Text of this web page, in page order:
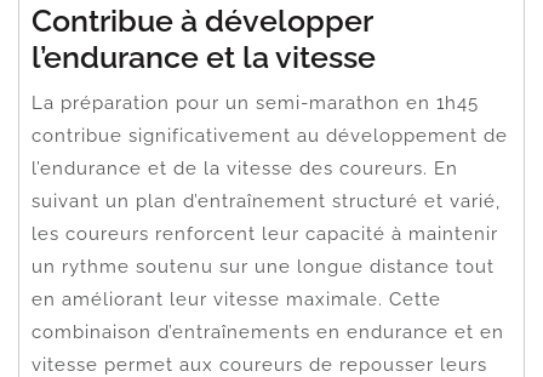
Contribue à développer
l’endurance et la vitesse
La préparation pour un semi-marathon en 1h45
contribue significativement au développement de
l’endurance et de la vitesse des coureurs. En
suivant un plan d’entraînement structuré et varié,
les coureurs renforcent leur capacité à maintenir
un rythme soutenu sur une longue distance tout
en améliorant leur vitesse maximale. Cette
combinaison d’entraînements en endurance et en
vitesse permet aux coureurs de repousser leurs